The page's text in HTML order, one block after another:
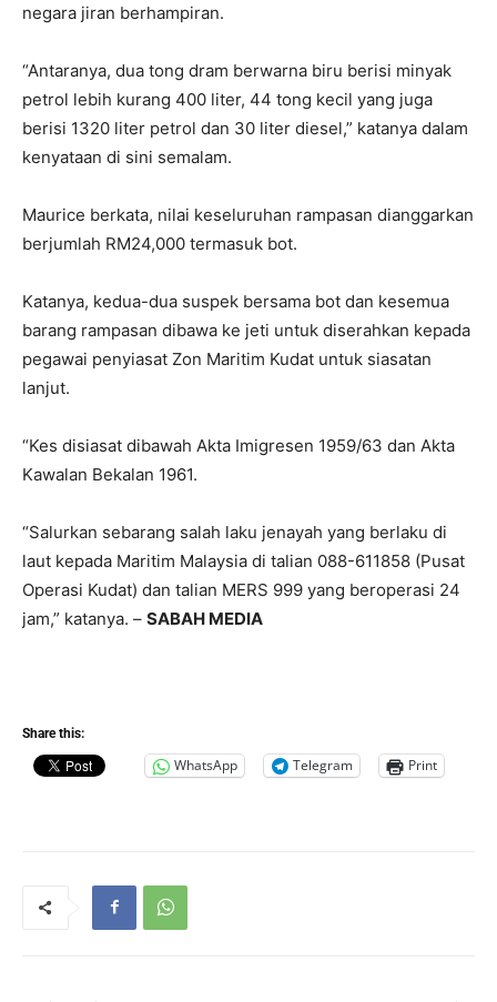
negara jiran berhampiran.
“Antaranya, dua tong dram berwarna biru berisi minyak
petrol lebih kurang 400 liter, 44 tong kecil yang juga
berisi 1320 liter petrol dan 30 liter diesel,” katanya dalam
kenyataan di sini semalam.
Maurice berkata, nilai keseluruhan rampasan dianggarkan
berjumlah RM24,000 termasuk bot.
Katanya, kedua-dua suspek bersama bot dan kesemua
barang rampasan dibawa ke jeti untuk diserahkan kepada
pegawai penyiasat Zon Maritim Kudat untuk siasatan
lanjut.
“Kes disiasat dibawah Akta Imigresen 1959/63 dan Akta
Kawalan Bekalan 1961.
“Salurkan sebarang salah laku jenayah yang berlaku di
laut kepada Maritim Malaysia di talian 088-611858 (Pusat
Operasi Kudat) dan talian MERS 999 yang beroperasi 24
jam,” katanya. – SABAH MEDIA
Share this:
WhatsApp Telegram Print